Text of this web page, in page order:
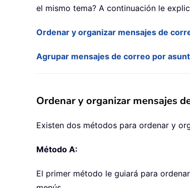
el mismo tema? A continuación le
Ordenar y organizar mensajes de
Agrupar mensajes de correo por
Ordenar y organizar mensajes
Existen dos métodos para ordenar y
Método A:
El primer método le guiará para